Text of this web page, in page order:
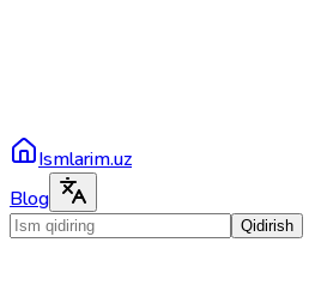
Ismlarim.uz
Blog
Qidirish